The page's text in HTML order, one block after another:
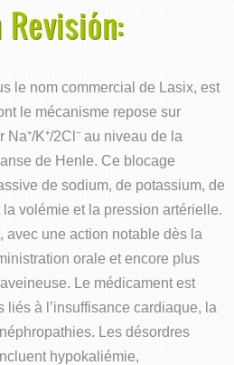
le nom commercial de Lasix, est
le mécanisme repose sur
K⁺/2Cl⁻ au niveau de la
de Henle. Ce blocage
de sodium, de potassium, de
volémie et la pression artérielle.
avec une action notable dès la
orale et encore plus
Le médicament est
à l’insuffisance cardiaque, la
Les désordres
hypokaliémie,